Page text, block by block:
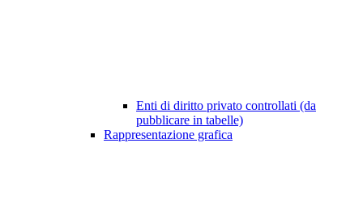
Enti di diritto privato controllati (da
pubblicare in tabelle)
Rappresentazione grafica